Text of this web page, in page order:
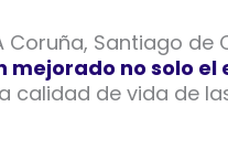
Coruña, Santiago de
mejorado no solo el
calidad de vida de